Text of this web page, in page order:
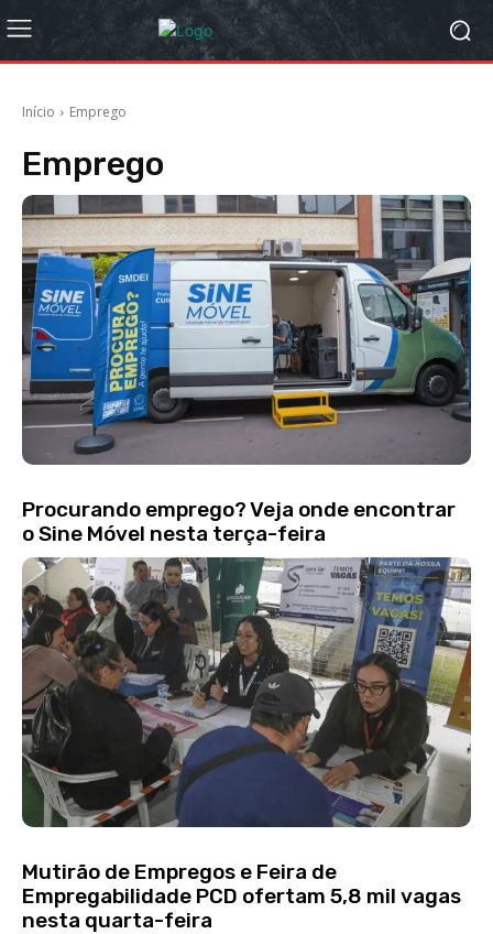
Início Emprego
Emprego
Procurando emprego? Veja onde encontrar
o Sine Móvel nesta terça-feira
Mutirão de Empregos e Feira de
Empregabilidade PCD ofertam 5,8 mil vagas
nesta quarta-feira